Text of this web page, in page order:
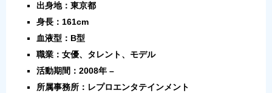
出身地：東京都
身長：161cm
血液型：B型
職業：女優、タレント、モデル
活動期間：2008年 –
所属事務所：レプロエンタテインメント